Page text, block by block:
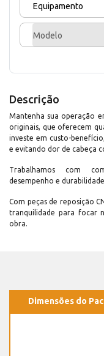
Equipamento
Modelo
Descrição
Mantenha sua operação
originais, que oferecem
investe em custo-
e evitando dor de cabeça
Trabalhamos com
desempenho e
Com peças de reposição
tranquilidade para focar
obra.
Dimensões do